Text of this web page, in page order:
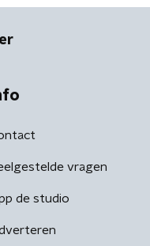
vragen
de studio